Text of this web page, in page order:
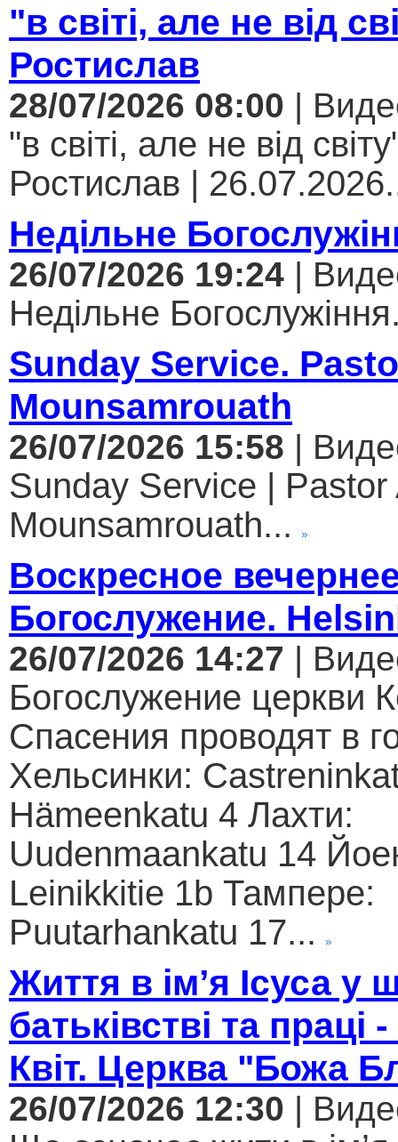
"в світі, але не від
Ростислав
28/07/2026 08:00 |
"в світі, але не від
Ростислав |
Недільне
26/07/2026 19:24 |
Недільне
Sunday Service.
Mounsamrouath
26/07/2026 15:58 |
Sunday Service | Pastor
Mounsamrouath...
Воскресное
Богослужение.
26/07/2026 14:27 |
Богослужение церкви
Спасения проводят в
Хельсинки:
Hämeenkatu 4 Лахти:
Uudenmaankatu 14
Leinikkitie 1b Тампере:
Puutarhankatu 17...
Життя в ім’я Ісуса у
батьківстві та праці
Квіт. Церква "Божа
26/07/2026 12:30 |